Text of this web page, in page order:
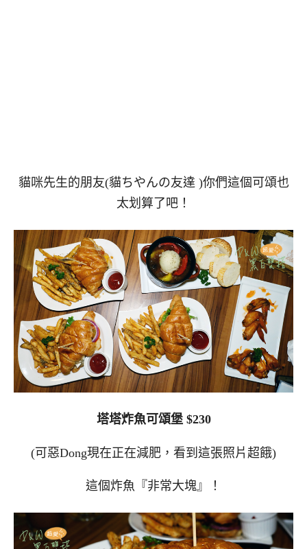
貓咪先生的朋友(貓ちやんの友達 )你們這個可頌也
太划算了吧！
塔塔炸魚可頌堡 $230
(可惡Dong現在正在減肥，看到這張照片超餓)
這個炸魚『非常大塊』！